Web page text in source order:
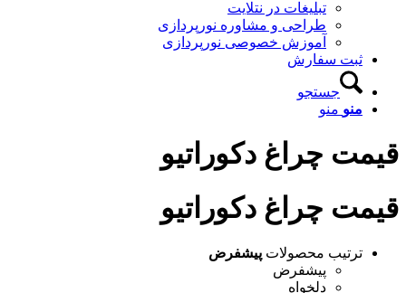
تبلیغات در نتلایت
طراحی و مشاوره نورپردازی
آموزش خصوصی نورپردازی
ثبت سفارش
جستجو
منو منو
قیمت چراغ دکوراتیو
قیمت چراغ دکوراتیو
ترتیب محصولات پیشفرض
پیشفرض
دلخواه